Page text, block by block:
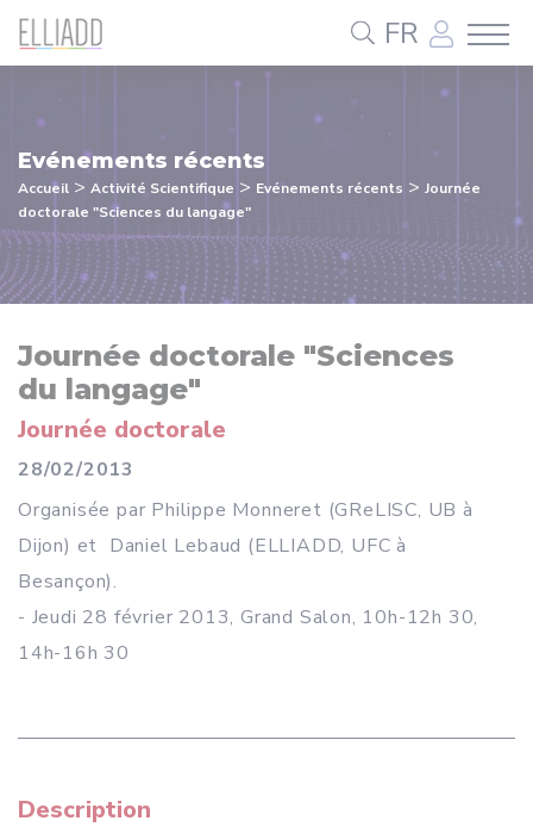
FR
Evénements récents
Accueil > Activité Scientifique > Evénements récents > Journée
doctorale "Sciences du langage"
Journée doctorale "Sciences
du langage"
Journée doctorale
28/02/2013
Organisée par Philippe Monneret (GReLISC, UB à
Dijon) et Daniel Lebaud (ELLIADD, UFC à
Besançon).
- Jeudi 28 février 2013, Grand Salon, 10h-12h 30,
14h-16h 30
Description
Panneau de gestion des cookies